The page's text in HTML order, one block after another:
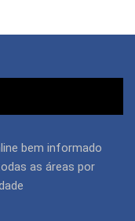
bem informado
as áreas por